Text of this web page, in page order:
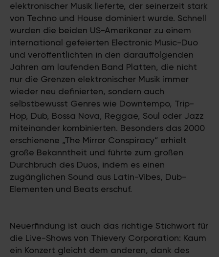
elektronischer Musik lieferte, der seinerzeit stark
von Techno und House dominiert wurde. Schnell
wurden die beiden US-Amerikaner zu einem
international gefeierten Electronic Music-Duo
und veröffentlichten in den darauffolgenden
Jahren am laufenden Band Platten, die nicht
nur die Grenzen elektronischer Musik immer
wieder neu definierten, sondern auch
selbstbewusst Genres wie Downtempo, Trip-
Hop, Dub, Bossa Nova, Reggae, Soul oder Jazz
miteinander kombinierten. Besonders das 2000
erschienene „The Mirror Conspiracy“ erhielt
große Bekanntheit und führte zum großen
Durchbruch des Duos, indem es einen
zugänglichen Sound aus Latin-Vibes, Dub-
Elementen und Beats erschuf.
Neuerfindung ist auch das richtige Stichwort für
die Live-Shows von Thievery Corporation: Kaum
ein Konzert gleicht dem anderen, dank des